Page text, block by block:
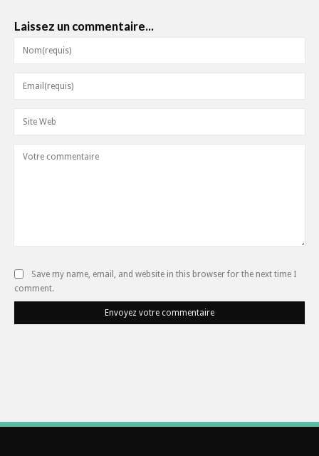
Laissez un commentaire...
Save my name, email, and website in this browser for the next time I
comment.
Envoyez votre commentaire